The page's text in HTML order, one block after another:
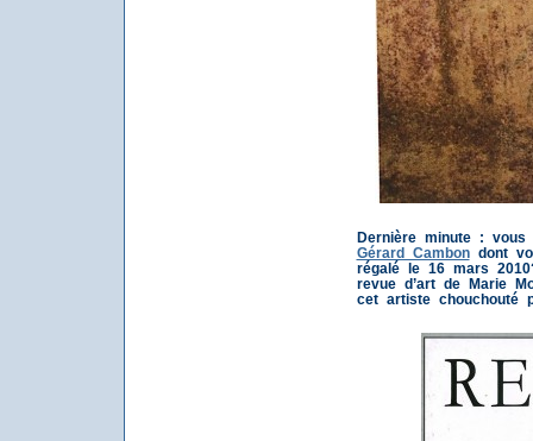
Dernière minute :
Gérard Cambondont
régalé le 16 mars
revue d’art de Marie
cet artiste chouchouté